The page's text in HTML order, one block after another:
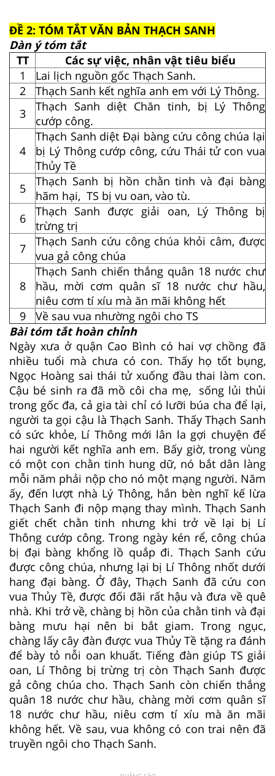
ĐỀ 2: TÓM TẮT VĂN BẢN THẠCH SANH
Dàn ý tóm tắt
TT
Các sự việc, nhân vật tiêu biểu
1
Lai lịch nguồn gốc Thạch Sanh.
2
Thạch Sanh kết nghĩa anh em với Lý Thông.
3
Thạch Sanh diệt Chăn tinh, bị Lý Thông
cướp công.
4
Thạch Sanh diệt Đại bàng cứu công chúa lại
bị Lý Thông cướp công, cứu Thái tử con vua
Thủy Tề
5
Thạch Sanh bị hồn chằn tinh và đại bàng
hãm hại, TS bị vu oan, vào tù.
6
Thạch Sanh được giải oan, Lý Thông bị
trừng trị
7
Thạch Sanh cứu công chúa khỏi câm, được
vua gả công chúa
8
Thạch Sanh chiến thắng quân 18 nước chư
hầu, mời cơm quân sĩ 18 nước chư hầu,
niêu cơm tí xíu mà ăn mãi không hết
9
Về sau vua nhường ngôi cho TS
Bài tóm tắt hoàn chỉnh
Ngày xưa ở quận Cao Bình có hai vợ chồng đã
nhiều tuổi mà chưa có con. Thấy họ tốt bụng,
Ngọc Hoàng sai thái tử xuống đầu thai làm con.
Cậu bé sinh ra đã mồ côi cha mẹ, sống lủi thủi
trong gốc đa, cả gia tài chỉ có lưỡi búa cha để lại,
người ta gọi cậu là Thạch Sanh. Thấy Thạch Sanh
có sức khỏe, Lí Thông mới lân la gợi chuyện để
hai người kết nghĩa anh em. Bấy giờ, trong vùng
có một con chằn tinh hung dữ, nó bắt dân làng
mỗi năm phải nộp cho nó một mạng người. Năm
ấy, đến lượt nhà Lý Thông, hắn bèn nghĩ kế lừa
Thạch Sanh đi nộp mạng thay mình. Thạch Sanh
giết chết chằn tinh nhưng khi trở về lại bị Lí
Thông cướp công. Trong ngày kén rể, công chúa
bị đại bàng khổng lồ quắp đi. Thạch Sanh cứu
được công chúa, nhưng lại bị Lí Thông nhốt dưới
hang đại bàng. Ở đây, Thạch Sanh đã cứu con
vua Thủy Tề, được đối đãi rất hậu và đưa về quê
nhà. Khi trở về, chàng bị hồn của chằn tinh và đại
bàng mưu hại nên bi bắt giam. Trong ngục,
chàng lấy cây đàn được vua Thủy Tề tặng ra đánh
để bày tỏ nỗi oan khuất. Tiếng đàn giúp TS giải
oan, Lí Thông bị trừng trị còn Thạch Sanh được
gả công chúa cho. Thạch Sanh còn chiến thắng
quân 18 nước chư hầu, chàng mời cơm quân sĩ
18 nước chư hầu, niêu cơm tí xíu mà ăn mãi
không hết. Về sau, vua không có con trai nên đã
truyền ngôi cho Thạch Sanh.